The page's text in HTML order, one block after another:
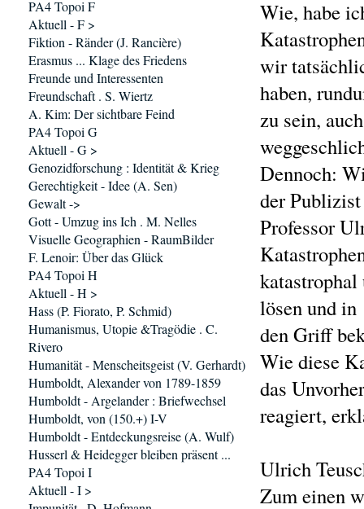
Wie, habe
wir
haben,
zu sein,
Dennoch:
der
Professor
lösen und in
den Griff
Wie diese
das
reagiert,
Ulrich
Zum einen
PA4 Topoi F
Aktuell - F >
Fiktion - Ränder (J. Rancière)
Erasmus ... Klage des Friedens
Freunde und Interessenten
Freundschaft . S. Wiertz
A. Kim: Der sichtbare Feind
PA4 Topoi G
Aktuell - G >
Genozidforschung : Identität & Krieg
Gerechtigkeit - Idee (A. Sen)
Gewalt ->
Gott - Umzug ins Ich . M. Nelles
Visuelle Geographien - RaumBilder
F. Lenoir: Über das Glück
PA4 Topoi H
Aktuell - H >
Hass (P. Fiorato, P. Schmid)
Humanismus, Utopie &Tragödie . C.
Rivero
Humanität - Menscheitsgeist (V. Gerhardt)
Humboldt, Alexander von 1789-1859
Humboldt - Argelander : Briefwechsel
Humboldt, von (150.+) I-V
Humboldt - Entdeckungsreise (A. Wulf)
Husserl & Heidegger bleiben präsent ...
PA4 Topoi I
Aktuell - I >